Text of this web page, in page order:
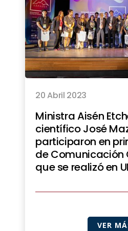
20 Abril 2023
Ministra Aisén
científico José
participaron en
de Comunicación
que se realizó en
VER